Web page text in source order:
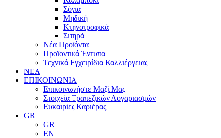
Σόγια
Μηδική
Κτηνοτροφικά
Σιτηρά
Νέα Προϊόντα
Προϊοντικά Έντυπα
Τεχνικά Εγχειρίδια Καλλιέργειας
ΝΕΑ
ΕΠΙΚΟΙΝΩΝΙΑ
Επικοινωνήστε Μαζί Μας
Στοιχεία Τραπεζικών Λογαριασμών
Ευκαιρίες Καριέρας
GR
GR
EN